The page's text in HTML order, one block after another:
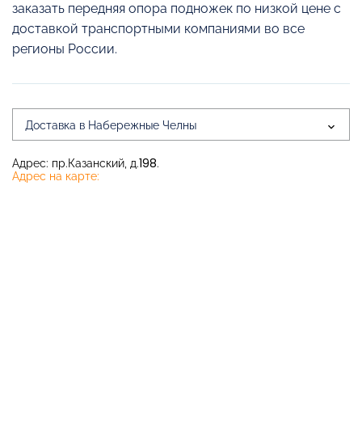
заказать передняя опора подножек по низкой цене с
доставкой транспортными компаниями во все
регионы России.
Доставка в Набережные Челны
Адрес: пр.Казанский, д.198.
Адрес на карте: